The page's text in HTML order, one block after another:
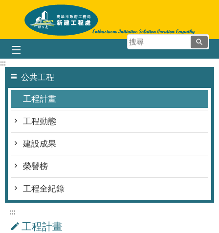
跳到主要內容區塊
搜
尋
:::
公共工程
工程計畫
工程動態
建設成果
榮譽榜
工程全紀錄
:::
工程計畫